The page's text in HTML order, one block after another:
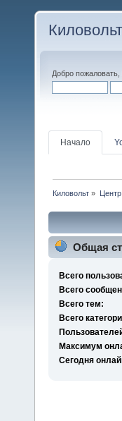
Киловольт
Добро пожаловать,
Начало
Киловольт » Центр
Общая
Всего
Всего
Всего тем:
Всего
Максимум
Сегодня